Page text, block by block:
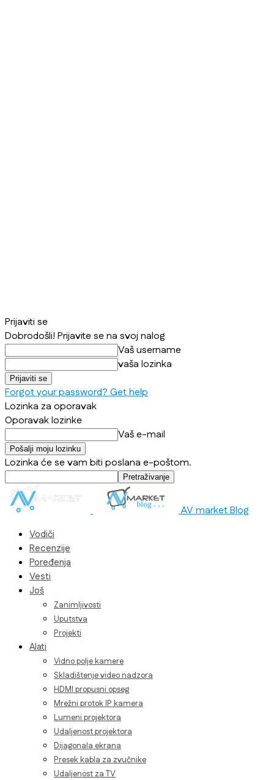
Prijaviti se
Dobrodošli! Prijavite se na svoj nalog
Vaš username
vaša lozinka
Forgot your password? Get help
Lozinka za oporavak
Oporavak lozinke
Vaš e-mail
Lozinka će se vam biti poslana e-poštom.
AV market Blog
Vodiči
Recenzije
Poređenja
Vesti
Još
Zanimljivosti
Uputstva
Projekti
Alati
Vidno polje kamere
Skladištenje video nadzora
HDMI propusni opseg
Mrežni protok IP kamera
Lumeni projektora
Udaljenost projektora
Dijagonala ekrana
Presek kabla za zvučnike
Udaljenost za TV